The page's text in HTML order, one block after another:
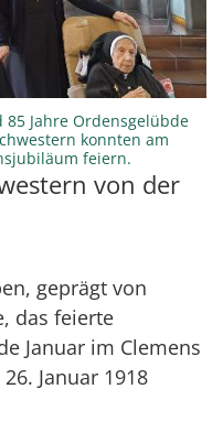
85 Jahre Ordensgelübde
konnten am
feiern.
von der
geprägt von
das feierte
Januar im Clemens
Januar 1918